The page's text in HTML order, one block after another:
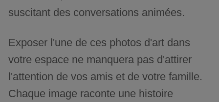
suscitant des conversations animées.
Exposer l'une de ces photos d'art dans
votre espace ne manquera pas d'attirer
l'attention de vos amis et de votre famille.
Chaque image raconte une histoire